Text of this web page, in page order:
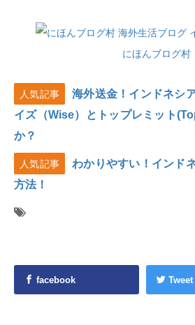
にほんブログ村
人気記事
海外送金！インドネシ
イズ（Wise）とトップレミット
か？
人気記事
わかりやすい！インド
方法！
facebook Tweet